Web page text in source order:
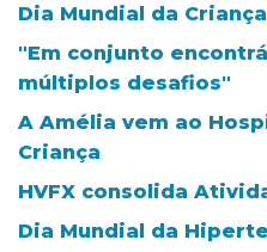
Dia Mundial da Criança
"Em conjunto
múltiplos desafios"
A Amélia vem ao
Criança
HVFX consolida
Dia Mundial da